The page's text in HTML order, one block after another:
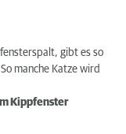
gibt es so
manche Katze wird
Kippfenster